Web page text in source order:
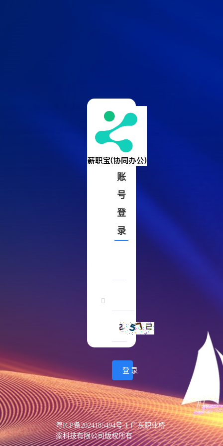
粤ICP备2024185494号-1 广东职业桥
梁科技有限公司版权所有
账
号
登
录
登录